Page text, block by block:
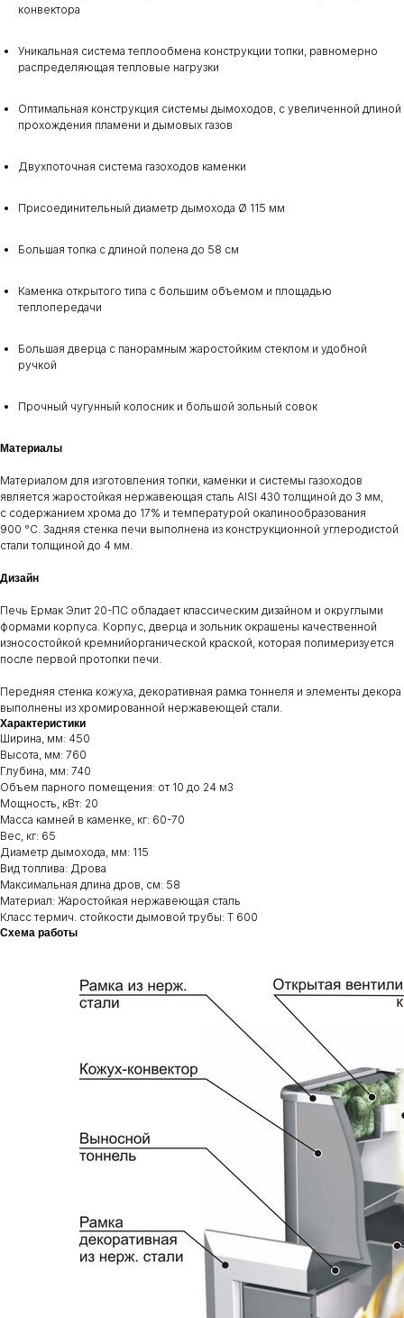
конвектора
Уникальная система теплообмена конструкции топки, равномерно
распределяющая тепловые нагрузки
Оптимальная конструкция системы дымоходов, с увеличенной длиной
прохождения пламени и дымовых газов
Двухпоточная система газоходов каменки
Присоединительный диаметр дымохода Ø 115 мм
Большая топка с длиной полена до 58 см
Каменка открытого типа с большим объемом и площадью
теплопередачи
Большая дверца с панорамным жаростойким стеклом и удобной
ручкой
Прочный чугунный колосник и большой зольный совок
Материалы
Материалом для изготовления топки, каменки и системы газоходов
является жаростойкая нержавеющая сталь AISI 430 толщиной до 3 мм,
с содержанием хрома до 17% и температурой окалинообразования
900 °C. Задняя стенка печи выполнена из конструкционной углеродистой
стали толщиной до 4 мм.
Дизайн
Печь Ермак Элит 20-ПC обладает классическим дизайном и округлыми
формами корпуса. Корпус, дверца и зольник окрашены качественной
износостойкой кремнийорганической краской, которая полимеризуется
после первой протопки печи.
Передняя стенка кожуха, декоративная рамка тоннеля и элементы декора
выполнены из хромированной нержавеющей стали.
Характеристики
Ширина, мм: 450
Высота, мм: 760
Глубина, мм: 740
Объем парного помещения: от 10 до 24 м3
Мощность, кВт: 20
Масса камней в каменке, кг: 60-70
Вес, кг: 65
Диаметр дымохода, мм: 115
Вид топлива: Дрова
Максимальная длина дров, см: 58
Материал: Жаростойкая нержавеющая сталь
Класс термич. стойкости дымовой трубы: Т 600
Схема работы